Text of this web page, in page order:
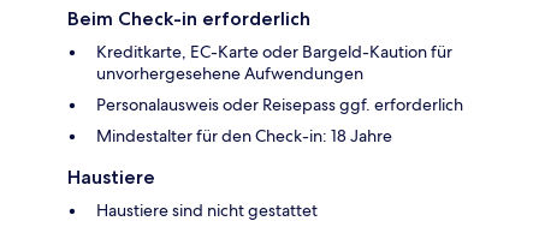
Beim Check-in erforderlich
Kreditkarte, EC-Karte oder Bargeld-Kaution für
unvorhergesehene Aufwendungen
Personalausweis oder Reisepass ggf. erforderlich
Mindestalter für den Check-in: 18 Jahre
Haustiere
Haustiere sind nicht gestattet